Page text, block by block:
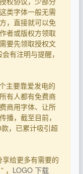
类字体一般无需
，直接就可以免
者或版权方领取
要先领取授权文
有注明与提醒，
主要靠爱发电的
有人都有免费商
商用字体、让所
播，截至目前，
，已累计吸引超
给更多有需要的
LOGO 下载